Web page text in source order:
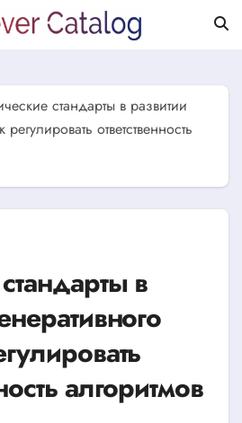
стандарты в развитии
ответственность
в
алгоритмов